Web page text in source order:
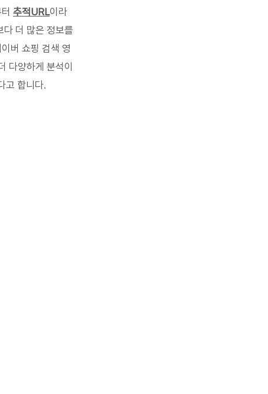
추적URL이라
더 많은 정보를
버 쇼핑 검색 영
다양하게 분석이
고 합니다.